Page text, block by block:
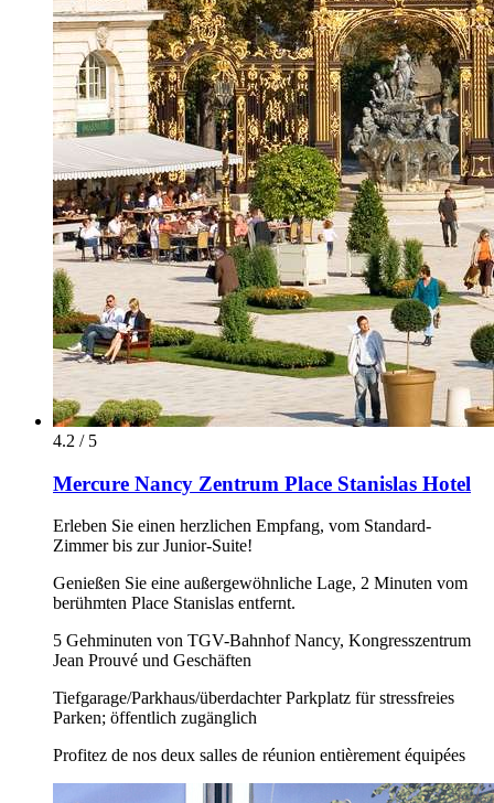
4.2 / 5
Mercure Nancy Zentrum Place Stanislas Hotel
Erleben Sie einen herzlichen Empfang, vom Standard-
Zimmer bis zur Junior-Suite!
Genießen Sie eine außergewöhnliche Lage, 2 Minuten vom
berühmten Place Stanislas entfernt.
5 Gehminuten von TGV-Bahnhof Nancy, Kongresszentrum
Jean Prouvé und Geschäften
Tiefgarage/Parkhaus/überdachter Parkplatz für stressfreies
Parken; öffentlich zugänglich
Profitez de nos deux salles de réunion entièrement équipées